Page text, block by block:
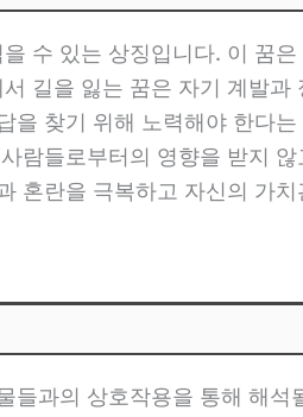
수 있는 상징입니다. 이 꿈
길을 잃는 꿈은 자기 계발과
찾기 위해 노력해야 한다
람들로부터의 영향을 받지
혼란을 극복하고 자신의 가
과의 상호작용을 통해 해석